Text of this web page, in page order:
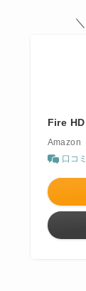
Fire
Amazon
口コ